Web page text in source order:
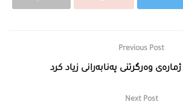
Previous Post
وەرگرتنی پەنابەرانی زیاد كرد
Next Post